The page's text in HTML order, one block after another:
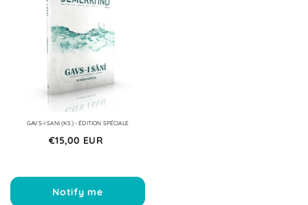
GAVS-I SANI (KS) - ÉDITION SPÉCIALE
€15,00 EUR
Notify me